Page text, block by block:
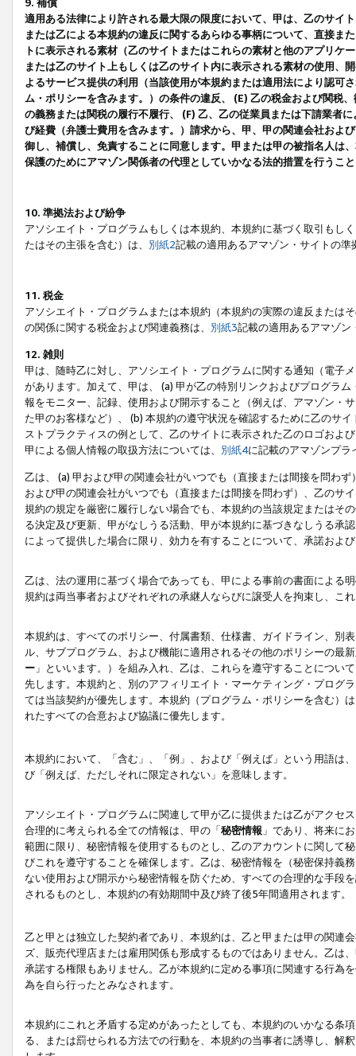
9. 補償
適用ある法律により許される最大限の限度において、甲は、乙のサイ
または乙による本規約の違反に関するあらゆる事柄について、直接ま
トに表示される素材（乙のサイトまたはこれらの素材と他のアプリ
または乙のサイト上もしくは乙のサイト内に表示される素材の使用、
よるサービス提供の利用（当該使用が本規約または適用法により認可
ム・ポリシーを含みます。）の条件の違反、 (E) 乙の税金および関税
の義務または関税の履行不履行、 (F) 乙、乙の従業員または下請業者
び経費（弁護士費用を含みます。）請求から、甲、甲の関連会社およ
御し、補償し、免責することに同意します。甲または甲の被指名人は
保護のためにアマゾン関係者の代理としていかなる法的措置を行うこ
10. 準拠法および紛争
アソシエイト・プログラムもしくは本規約、本規約に基づく取引もし
たはその主張を含む）は、 別紙2記載の適用あるアマゾン・サイトの
11. 税金
アソシエイト・プログラムまたは本規約（本規約の実際の違反または
の関係に関する税金および関連義務は、 別紙3記載の適用あるアマゾン
12. 雑則
甲は、随時乙に対し、アソシエイト・プログラムに関する通知（電子
があります。加えて、甲は、 (a) 甲が乙の特別リンクおよびプログラ
報をモニター、記録、使用および開示すること（例えば、アマゾン・
た甲のお客様など）、 (b) 本規約の遵守状況を確認するために乙のサ
ストプラクティスの例として、乙のサイトに表示された乙のロゴおよ
甲による個人情報の取扱方法については、 別紙4に記載のアマゾンプ
乙は、 (a) 甲および甲の関連会社がいつでも（直接または間接を問わ
および甲の関連会社がいつでも（直接または間接を問わず）、乙のサ
規約の規定を厳密に履行しない場合でも、本規約の当該規定またはそ
る決定及び更新、甲がなしうる活動、甲が本規約に基づきなしうる承
によって提供した場合に限り、効力を有することについて、承諾およ
乙は、法の運用に基づく場合であっても、甲による事前の書面による
規約は両当事者およびそれぞれの承継人ならびに譲受人を拘束し、こ
本規約は、すべてのポリシー、付属書類、仕様書、ガイドライン、別
ル、サブプログラム、および機能に適用されるその他のポリシーの最
ー 」といいます。）を組み入れ、乙は、これらを遵守することにつ
先します。本規約と、別のアフィリエイト・マーケティング・プログ
ては当該契約が優先します。本規約（プログラム・ポリシーを含む）
れたすべての合意および協議に優先します。
本規約において、「含む」、「例」、および「例えば」という用語は
び「例えば、ただしそれに限定されない」を意味します。
アソシエイト・プログラムに関連して甲が乙に提供または乙がアクセ
合理的に考えられる全ての情報は、甲の「秘密情報 」であり、将来に
範囲に限り、秘密情報を使用するものとし、乙のアカウントに関して
びこれを遵守することを確保します。乙は、秘密情報を（秘密保持義
ない使用および開示から秘密情報を防ぐため、すべての合理的な手段
されるものとし、本規約の有効期間中及び終了後5年間適用されます。
乙と甲とは独立した契約者であり、本規約は、乙と甲または甲の関連
ズ、販売代理店または雇用関係も形成するものではありません。乙は
承諾する権限もありません。乙が本規約に定める事項に関連する行為
為を自ら行ったとみなされます。
本規約にこれと矛盾する定めがあったとしても、本規約のいかなる条
る、または罰せられる方法での行動を、本規約の当事者に誘導し、解